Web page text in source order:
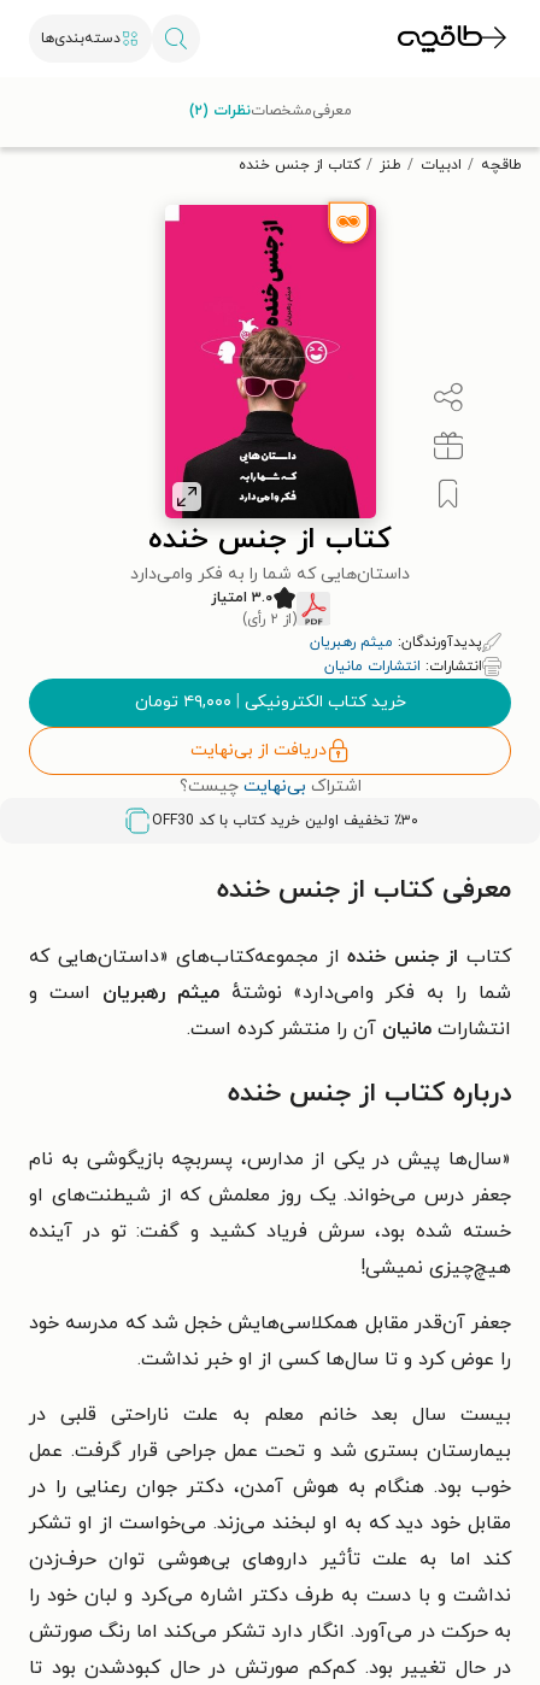
دسته‌بندی‌ها
تخفیف از طاقچه دریافت کن.
طاقچه ادبیات طنز کتاب از جنس خنده
کتاب از جنس خنده
داستان‌هایی که شما را به فکر وامی‌دارد
۳.۰ امتیاز
(از ۲ رأی)
پدیدآورندگان: میثم رهبریان
انتشارات: انتشارات مانیان
خرید کتاب الکترونیکی | ۴۹,۰۰۰ تومان
دریافت از بی‌نهایت
اشتراک بی‌نهایت چیست؟
٪۳۰ تخفیف اولین خرید کتاب با کد OFF30
معرفیمشخصاتنظرات (۲)
معرفی کتاب از جنس خنده
کتاباز جنس خنده از مجموعه‌کتاب‌های «داستان‌هایی که
شما را به فکر وامی‌دارد» نوشتهٔمیثم رهبریان است و
انتشارات مانیان آن را منتشر کرده است.
درباره کتاب از جنس خنده
«سال‌ها ﭘﯿﺶ ﺩﺭ ﯾﮑﯽ ﺍﺯ ﻣﺪﺍﺭﺱ، ﭘﺴﺮﺑﭽﻪ بازیگوشى ﺑﻪ ﻧﺎﻡ
ﺟﻌﻔر درس می‌خواند. یک روز معلمش که از شیطنت‌های او
خسته شده بود، سرش فریاد کشید و گفت: تو در آینده
هیچ‌چیزی نمیشی!
جعفر آن‌قدر مقابل همکلاسی‌هایش خجل شد که مدرسه خود
را عوض کرد و تا سال‌ها کسى از او خبر نداشت.
بیست ﺳﺎﻝ ﺑﻌﺪ خانم معلم به علت ﻧﺎﺭﺍﺣﺘﯽ ﻗﻠﺒﯽ ﺩﺭ
ﺑﯿﻤﺎﺭﺳﺘﺎﻥ ﺑﺴﺘﺮﯼ ﺷﺪ ﻭ ﺗﺤﺖ ﻋﻤﻞ ﺟﺮﺍﺣﯽ ﻗﺮﺍﺭ ﮔﺮﻓﺖ. ﻋﻤﻞ
ﺧﻮﺏ ﺑﻮﺩ. ﻫﻨﮕﺎﻡ ﺑﻪ ﻫﻮﺵ ﺁﻣﺪﻥ، ﺩﮐﺘﺮ ﺟﻮﺍﻥ ﺭﻋﻨﺎﯾﯽ ﺭﺍ ﺩﺭ
ﻣﻘﺎﺑﻞ ﺧﻮﺩ ﺩﯾﺪ ﮐﻪ ﺑﻪ او ﻟﺒﺨﻨﺪ می‌زند. می‌خواست ﺍﺯ او ﺗﺸﮑﺮ
ﮐﻨﺪ ﺍﻣﺎ به علت تأثیر ﺩﺍﺭﻭﻫﺎﯼ بی‌هوشی ﺗﻮﺍﻥ ﺣﺮﻑ‌ﺯﺩﻥ
ﻧﺪﺍﺷﺖ و ﺑﺎ ﺩﺳﺖ ﺑﻪ ﻃﺮﻑ ﺩﮐﺘﺮ ﺍﺷﺎﺭﻩ می‌کرد ﻭ ﻟﺒﺎﻥ ﺧﻮﺩ ﺭﺍ
ﺑﻪ ﺣﺮﮐﺖ ﺩﺭ می‌آورد. ﺍﻧﮕﺎﺭ ﺩﺍﺭﺩ ﺗﺸﮑﺮ می‌کند ﺍﻣﺎ ﺭﻧﮓ ﺻﻮﺭﺗﺶ
ﺩﺭ ﺣﺎﻝ ﺗﻐﯿﯿﺮ ﺑﻮﺩ. کم‌کم ﺻﻮﺭﺗﺶ ﺩﺭ ﺣﺎﻝ کبودشدن ﺑﻮﺩ ﺗﺎ